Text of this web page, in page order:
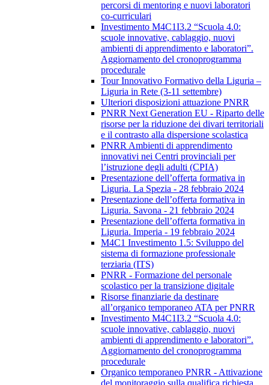
percorsi di mentoring e nuovi laboratori
co-curriculari
Investimento M4C1I3.2 “Scuola 4.0:
scuole innovative, cablaggio, nuovi
ambienti di apprendimento e laboratori”.
Aggiornamento del cronoprogramma
procedurale
Tour Innovativo Formativo della Liguria –
Liguria in Rete (3-11 settembre)
Ulteriori disposizioni attuazione PNRR
PNRR Next Generation EU - Riparto delle
risorse per la riduzione dei divari territoriali
e il contrasto alla dispersione scolastica
PNRR Ambienti di apprendimento
innovativi nei Centri provinciali per
l’istruzione degli adulti (CPIA)
Presentazione dell’offerta formativa in
Liguria. La Spezia - 28 febbraio 2024
Presentazione dell’offerta formativa in
Liguria. Savona - 21 febbraio 2024
Presentazione dell’offerta formativa in
Liguria. Imperia - 19 febbraio 2024
M4C1 Investimento 1.5: Sviluppo del
sistema di formazione professionale
terziaria (ITS)
PNRR - Formazione del personale
scolastico per la transizione digitale
Risorse finanziarie da destinare
all’organico temporaneo ATA per PNRR
Investimento M4C1I3.2 “Scuola 4.0:
scuole innovative, cablaggio, nuovi
ambienti di apprendimento e laboratori”.
Aggiornamento del cronoprogramma
procedurale
Organico temporaneo PNRR - Attivazione